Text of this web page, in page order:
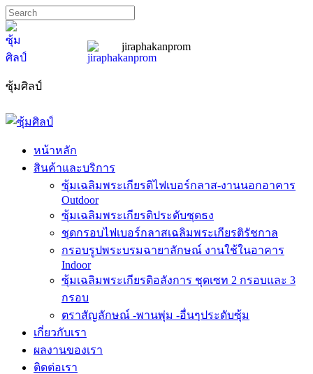
ซุ้มศิลป์
jiraphakanprom
หน้าหลัก
สินค้าและบริการ
ซุ้มเฉลิมพระเกียรติไฟเบอร์กลาส-งานนอกอาคาร
Outdoor
ซุ้มเฉลิมพระเกียรติประดับชุดธง
ชุดกรอบไฟเบอร์กลาสเฉลิมพระเกียรติรัชกาล
กรอบรูปพระบรมฉายาลักษณ์ งานใช้ในอาคาร
Indoor
ซุ้มเฉลิมพระเกียรติอลังการ ชุดเซท 2 กรอบและ 3
กรอบ
ตราสัญลักษณ์ -พานพุ่ม -อื่นๆประดับซุ้ม
เกี่ยวกับเรา
ผลงานของเรา
ติดต่อเรา